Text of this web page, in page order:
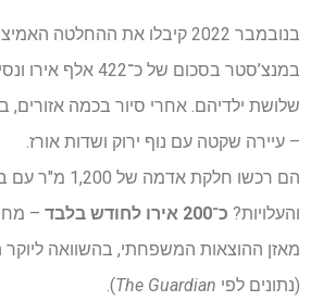
בנובמבר 2022 קיבלו את ההחלטה
במנצ’סטר בסכום של
שלושת ילדיהם. אחרי סיור בכמה
– עיירה שקטה עם נוף ירוק ושדות אורז.
הם רכשו חלקת
והעלויות? כ־200 אירו לחודש בלבד
–
מאזן ההוצאות המשפחתי, בהשוואה ליוקר
(נתונים לפי The Guardian
).